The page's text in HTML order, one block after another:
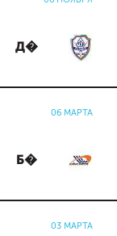
Д�
06 МАРТА
Б�
03 МАРТА